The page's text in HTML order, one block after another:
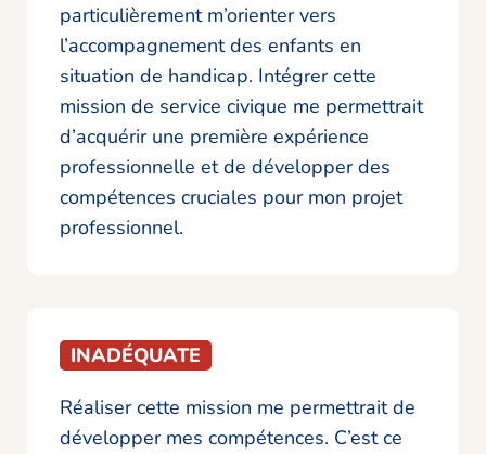
particulièrement m’orienter vers
l’accompagnement des enfants en
situation de handicap. Intégrer cette
mission de service civique me permettrait
d’acquérir une première expérience
professionnelle et de développer des
compétences cruciales pour mon projet
professionnel.
INADÉQUATE
Réaliser cette mission me permettrait de
développer mes compétences. C’est ce